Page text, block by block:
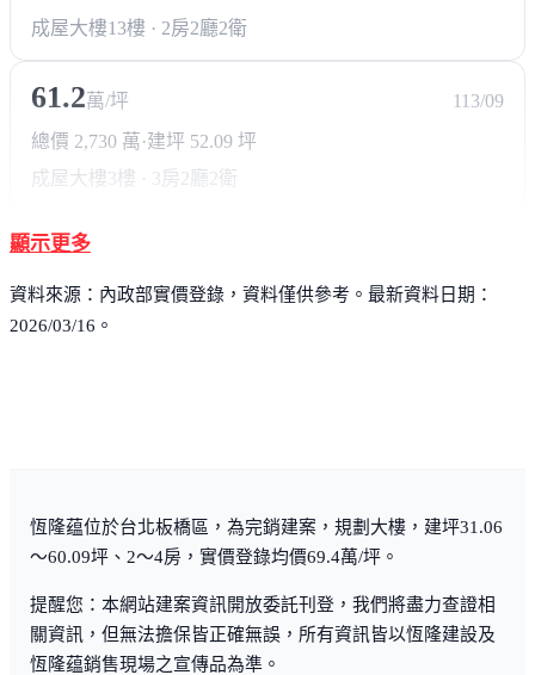
成屋大樓13樓 · 2房2廳2衛
61.2萬/坪
113/09
總價 2,730 萬 ·建坪 52.09 坪
成屋大樓 3樓 · 3房2廳2衛
顯示更多
資料來源：內政部實價登錄，資料僅供參考。最新資料日期：
2026/03/16。
恆隆蕴位於台北板橋區，為完銷建案，規劃大樓，建坪31.06
～60.09坪、2～4房，實價登錄均價69.4萬/坪。
提醒您：本網站建案資訊開放委託刊登，我們將盡力查證相
關資訊，但無法擔保皆正確無誤，所有資訊皆以恆隆建設及
恆隆蕴銷售現場之宣傳品為準。